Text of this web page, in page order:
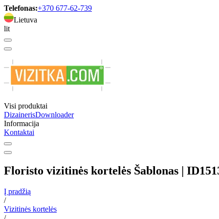
Telefonas:+370 677-62-739
Lietuva
lit
Visi produktai
DizainerisDownloader
Informacija
Kontaktai
Floristo vizitinės kortelės Šablonas |
Į pradžią
/
Vizitinės kortelės